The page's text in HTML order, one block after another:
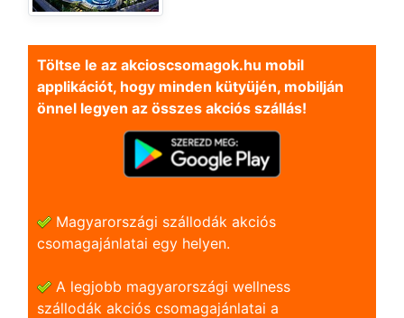
Töltse le az akcioscsomagok.hu mobil
applikációt, hogy minden kütyüjén, mobilján
önnel legyen az összes akciós szállás!
Magyarországi szállodák akciós
csomagajánlatai egy helyen.
A legjobb magyarországi wellness
szállodák akciós csomagajánlatai a